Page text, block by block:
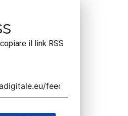
il link RSS